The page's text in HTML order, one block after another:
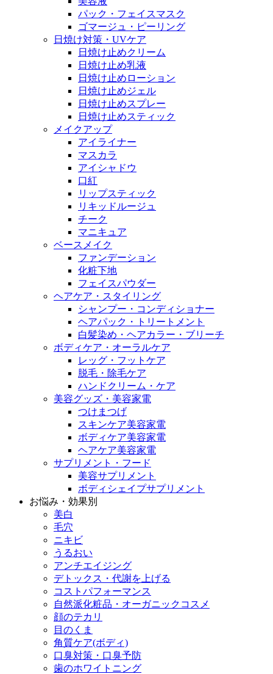
パック・フェイスマスク
ゴマージュ・ピーリング
日焼け対策・UVケア
日焼け止めクリーム
日焼け止め乳液
日焼け止めローション
日焼け止めジェル
日焼け止めスプレー
日焼け止めスティック
メイクアップ
アイライナー
マスカラ
アイシャドウ
口紅
リップスティック
リキッドルージュ
チーク
マニキュア
ベースメイク
ファンデーション
化粧下地
フェイスパウダー
ヘアケア・スタイリング
シャンプー・コンディショナー
ヘアパック・トリートメント
白髪染め・ヘアカラー・ブリーチ
ボディケア・オーラルケア
レッグ・フットケア
脱毛・除毛ケア
ハンドクリーム・ケア
美容グッズ・美容家電
つけまつげ
スキンケア美容家電
ボディケア美容家電
ヘアケア美容家電
サプリメント・フード
美容サプリメント
ボディシェイプサプリメント
お悩み・効果別
美白
毛穴
ニキビ
うるおい
アンチエイジング
デトックス・代謝を上げる
コストパフォーマンス
自然派化粧品・オーガニックコスメ
顔のテカリ
目のくま
角質ケア(ボディ)
口臭対策・口臭予防
歯のホワイトニング